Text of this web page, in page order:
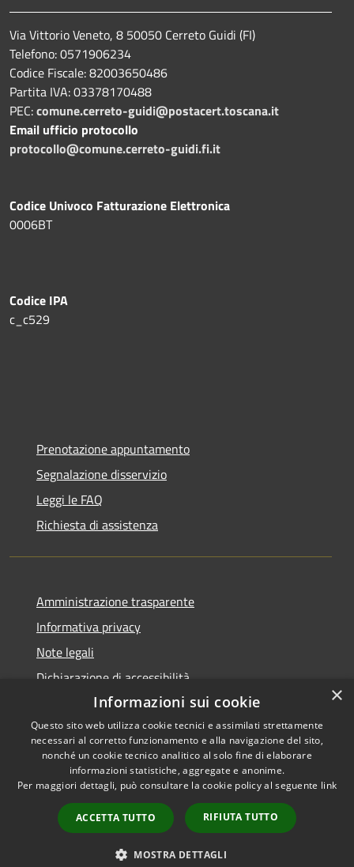
Via Vittorio Veneto, 8 50050 Cerreto Guidi (FI)
Telefono: 0571906234
Codice Fiscale: 82003650486
Partita IVA: 03378170488
PEC:comune.cerreto-guidi@postacert.toscana.it
Email ufficio protocollo
protocollo@comune.cerreto-guidi.fi.it
Codice Univoco Fatturazione Elettronica
0006BT
Codice IPA
c_c529
Prenotazione appuntamento
Segnalazione disservizio
Leggi le FAQ
Richiesta di assistenza
Amministrazione trasparente
Informativa privacy
Note legali
Dichiarazione di accessibilità
Accessibilità
Privacy
Mappa del sito
WhatsApp Cerreto
Copyright © 2026 • Comune di
Cerreto Guidi • Powered by
Municipium
Accesso
redazione
×
Informazioni sui cookie
Questo sito web utilizza cookie tecnici e assimilati strettamente
necessari al corretto funzionamento e alla navigazione del sito,
nonché un cookie tecnico analitico al solo fine di elaborare
informazioni statistiche, aggregate e anonime.
Per maggiori dettagli, può consultare la cookie policy al seguente link
ACCETTA TUTTO RIFIUTA TUTTO
MOSTRA DETTAGLI